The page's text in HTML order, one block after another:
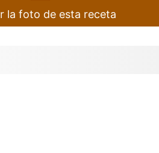
la foto de esta receta